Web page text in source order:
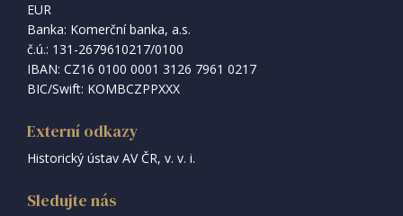
EUR
Banka: Komerční banka, a.s.
č.ú.: 131-2679610217/0100
IBAN: CZ16 0100 0001 3126 7961 0217
BIC/Swift: KOMBCZPPXXX
Externí odkazy
Historický ústav AV ČR, v. v. i.
Sledujte nás